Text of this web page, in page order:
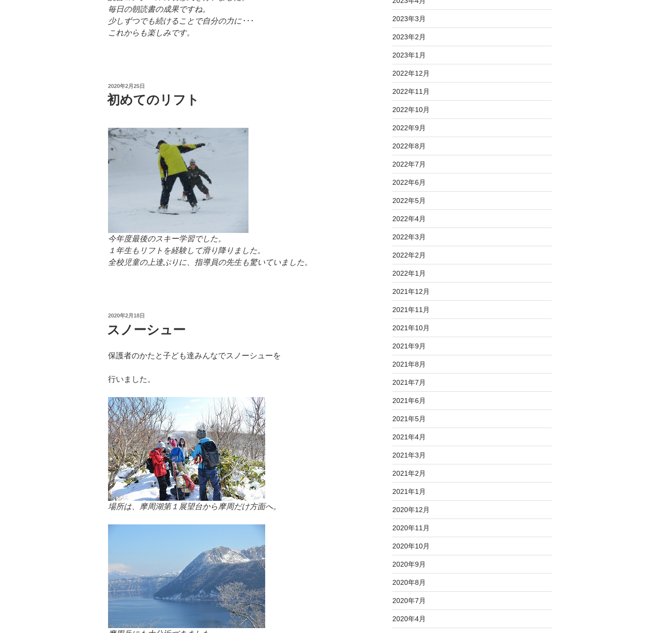
毎日の朝読書の成果ですね。
少しずつでも続けることで自分の力に･･･
これからも楽しみです。
投
稿
日:
2020年2月25日
初めてのリフト
今年度最後のスキー学習でした。
１年生もリフトを経験して滑り降りました。
全校児童の上達ぶりに、指導員の先生も驚いていました。
投
日:
2020年2月18日
スノーシュー
保護者のかたと子ども達みんなでスノーシューを
行いました。
場所は、摩周湖第１展望台から摩周だけ方面へ。
2023年3月
2023年2月
2023年1月
2022年12月
2022年11月
2022年10月
2022年9月
2022年8月
2022年7月
2022年6月
2022年5月
2022年4月
2022年3月
2022年2月
2022年1月
2021年12月
2021年11月
2021年10月
2021年9月
2021年8月
2021年7月
2021年6月
2021年5月
2021年4月
2021年3月
2021年2月
2021年1月
2020年12月
2020年11月
2020年10月
2020年9月
2020年8月
2020年7月
2020年4月